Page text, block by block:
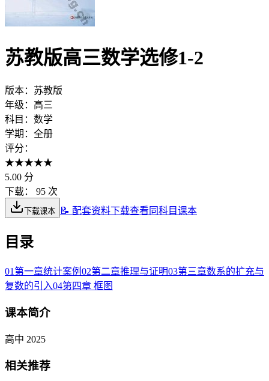
苏教版高三数学选修1-2
版本： 苏教版
年级： 高三
科目： 数学
学期： 全册
评分：
★★★★★
5.00 分
下载：
95 次
下载课本 📝 配套资料下载查看同科目课本
目录
01 第一章统计案例 02第二章推理与证明03第三章数系的扩充与
复数的引入04第四章 框图
课本简介
高中 2025
相关推荐